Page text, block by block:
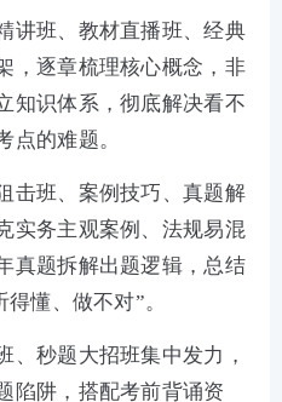
讲班、教材直播班、经典
，逐章梳理核心概念，非
知识体系，彻底解决看不
点的难题。
击班、案例技巧、真题解
实务主观案例、法规易混
真题拆解出题逻辑，总结
懂、做不对”。
、秒题大招班集中发力，
陷阱，搭配考前背诵资